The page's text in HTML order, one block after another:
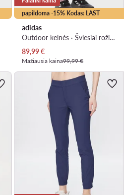
papildoma -15% Kodas: LAST
adidas
Outdoor kelnės · Šviesiai rožinė
Dabartinė kaina
89,99€
Mažiausia kaina99,99 €